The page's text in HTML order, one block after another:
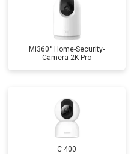
Mi360° Home-Security-
Camera 2K Pro
C 400